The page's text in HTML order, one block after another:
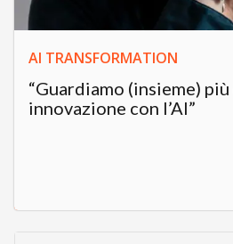
AI TRANSFORMATION
“Guardiamo (insieme)
innovazione con l’AI”